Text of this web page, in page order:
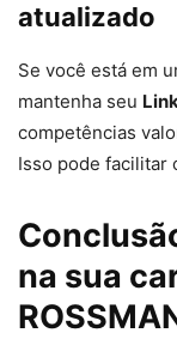
atualizado
Se você está em
mantenha seu
competências
Isso pode facilitar
na sua